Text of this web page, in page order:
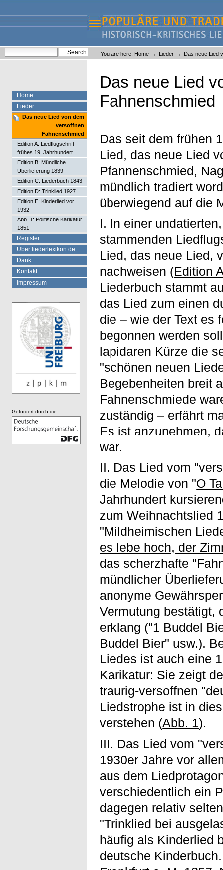
content.
navigation
Liederlexikon
Personal
tools
You are here: Home → Lieder → Das neue Lied
Das neue Lied
Fahnenschmied
Das seit dem frühen
Lied, das neue Lied
Pfannenschmied,
mündlich tradiert
überwiegend auf die
I. In einer
stammenden
Lied, das neue Lied,
nachweisen (Edition
Liederbuch stammt
das Lied zum einen
die – wie der Text es
begonnen werden
lapidaren Kürze die
"schönen neuen
Begebenheiten breit
Fahnenschmiede
zuständig – erfährt
Es ist anzunehmen,
war.
II. Das Lied vom
die Melodie von "O
Jahrhundert
zum Weihnachtslied
"Mildheimischen
es lebe hoch, der
das scherzhafte
mündlicher
anonyme
Vermutung bestätigt,
erklang ("1 Buddel
Buddel Bier" usw.).
Liedes ist auch eine
Karikatur: Sie zeigt
traurig-versoffnen
Liedstrophe ist in
verstehen (Abb. 1).
III. Das Lied vom
1930er Jahre vor
aus dem
verschiedentlich ein
dagegen relativ
"Trinklied bei
häufig als Kinderlied
deutsche
Home
Lieder
Das neue Lied von dem
versoffnen
Fahnenschmied
Edition A: Liedflugschrift
frühes 19. Jahrhundert
Edition B: Mündliche
Überlieferung 1839
Edition C: Liederbuch 1843
Edition D: Trinklied 1927
Edition E: Kinderlied vor
1932
Abb. 1: Politische Karikatur
1851
Register
Über liederlexikon.de
Dank
Kontakt
Impressum
Gefördert durch die